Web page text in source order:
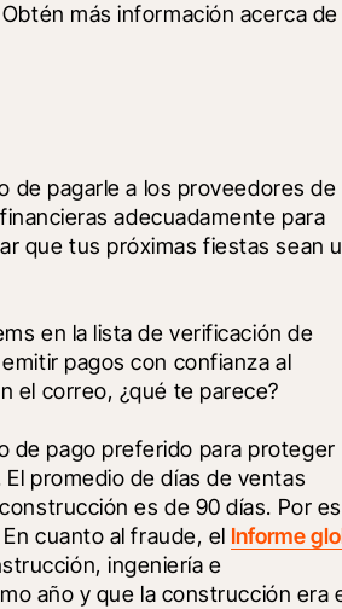
más información acerca de
de pagarle a los proveedores de
adecuadamente para
que tus próximas fiestas sean
en la lista de verificación de
pagos con confianza al
el correo, ¿qué te parece?
de pago preferido para proteger
promedio de días de ventas
es de 90 días. Por
cuanto al fraude, el Informe
ingeniería e
año y que la construcción era